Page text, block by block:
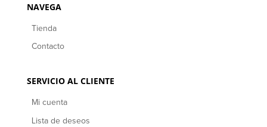
NAVEGA
Tienda
Contacto
SERVICIO AL CLIENTE
Mi cuenta
Lista de deseos